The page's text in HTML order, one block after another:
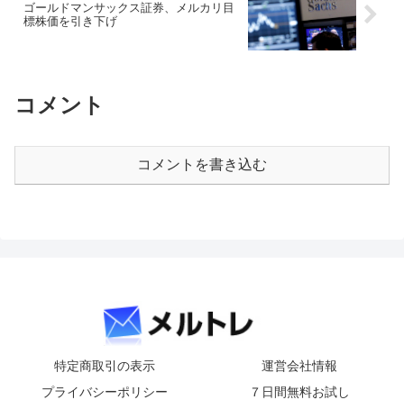
ゴールドマンサックス証券、メルカリ目
標株価を引き下げ
コメント
コメントを書き込む
特定商取引の表示
運営会社情報
プライバシーポリシー
７日間無料お試し